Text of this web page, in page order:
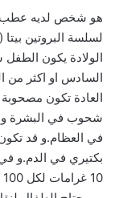
هو شخص لديه عطب
الولادة يكون
السادس او اكثر من
العادة تكون
شحوب في البشرة و
في العظام.و قد